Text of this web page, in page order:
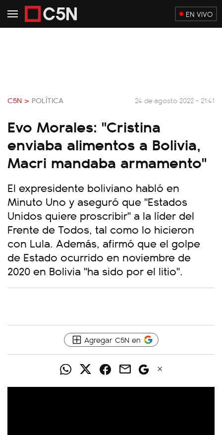
EN VIVO
C5N > POLÍTICA 24 de agosto 2022 - 21:41
Evo Morales: "Cristina
enviaba alimentos a Bolivia,
Macri mandaba armamento"
El expresidente boliviano habló en
Minuto Uno y aseguró que "Estados
Unidos quiere proscribir" a la líder del
Frente de Todos, tal como lo hicieron
con Lula. Además, afirmó que el golpe
de Estado ocurrido en noviembre de
2020 en Bolivia "ha sido por el litio".
Agregar C5N en